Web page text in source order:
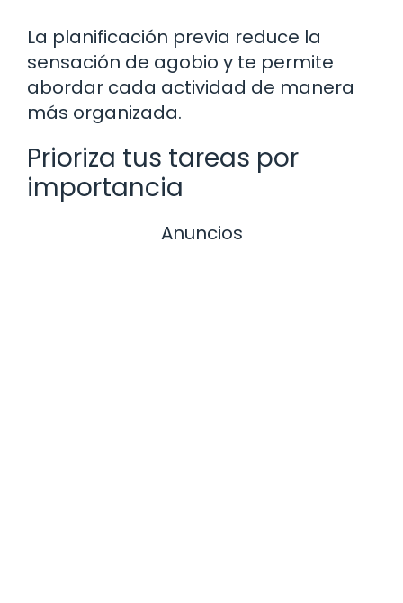
La planificación previa reduce la
sensación de agobio y te permite
abordar cada actividad de manera
más organizada.
Prioriza tus tareas por
importancia
Anuncios